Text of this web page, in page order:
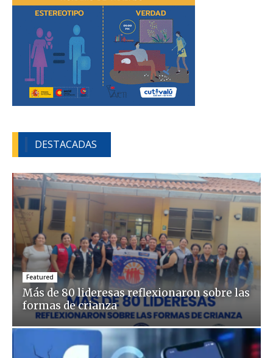
DESTACADAS
Featured
Más de 80 lideresas reflexionaron sobre las
formas de crianza